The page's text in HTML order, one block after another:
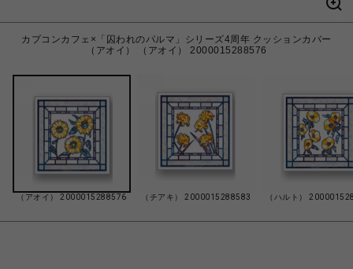
カプコンカフェ×「囚われのパルマ」シリーズ4周年 クッションカバー
（アオイ） （アオイ） 2000015288576
（アオイ） 2000015288576 （チアキ） 2000015288583 （ハルト）